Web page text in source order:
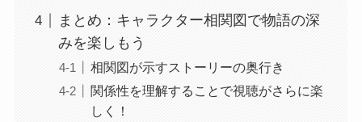
まとめ：キャラクター相関図で物語の深
みを楽しもう
相関図が示すストーリーの奥行き
関係性を理解することで視聴がさらに楽
しく！